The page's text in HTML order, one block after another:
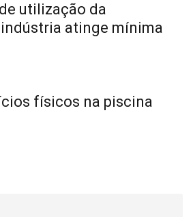
utilização da
atinge mínima
físicos na piscina